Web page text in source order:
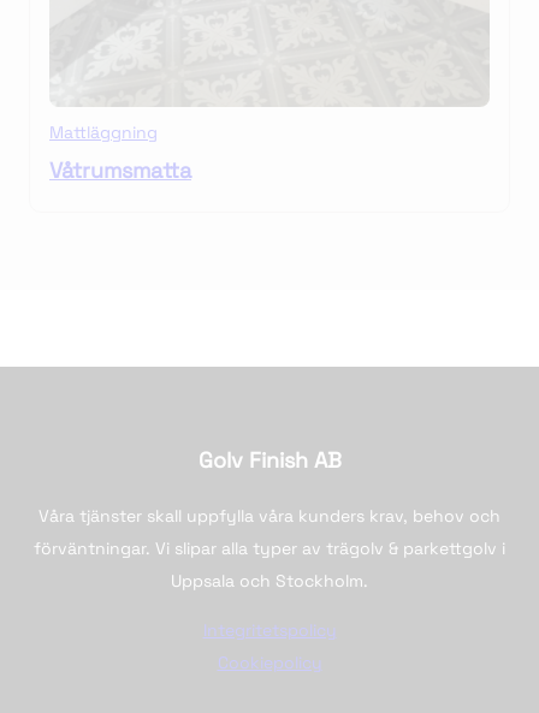
Mattläggning
Våtrumsmatta
Golv Finish AB
Våra tjänster skall uppfylla våra kunders krav, behov och
förväntningar. Vi slipar alla typer av trägolv & parkettgolv i
Uppsala och Stockholm.
Integritetspolicy
Cookiepolicy